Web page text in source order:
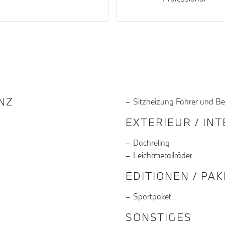
DIE AUSSTATTUNGSitzheizung Fahrer und
EXTERIEUR /
Dachreling
Leichtmetallräder
EDITIONEN /
Sportpaket
SONSTIGES